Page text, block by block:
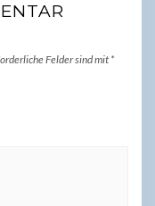
Felder sind mit *